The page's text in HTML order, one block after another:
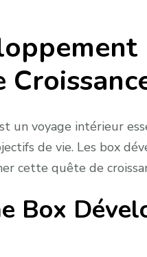
un voyage intérieur
de vie. Les box
cette quête de
Box